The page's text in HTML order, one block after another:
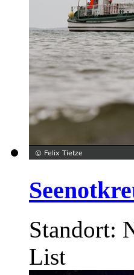
Standort:
List